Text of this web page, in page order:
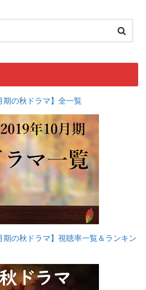
期の秋ドラマ】全一覧
期の秋ドラマ】視聴率一覧＆ランキン